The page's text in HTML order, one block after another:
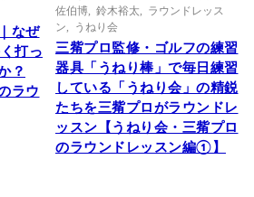
なぜ
打っ
？
ラウ
佐伯博
鈴木裕太
ラウンドレッス
ン
うねり会
三觜プロ監修・ゴルフの練習
器具「うねり棒」で毎日練習
している「うねり会」の精鋭
たちを三觜プロがラウンドレ
ッスン【うねり会・三觜プロ
のラウンドレッスン編①】